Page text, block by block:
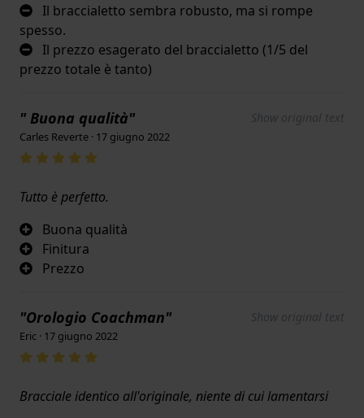
Il braccialetto sembra robusto, ma si rompe
spesso.
Il prezzo esagerato del braccialetto (1/5 del
prezzo totale è tanto)
" Buona qualità" Show original text
Carles Reverte · 17 giugno 2022
Tutto è perfetto.
Buona qualità
Finitura
Prezzo
"Orologio Coachman" Show original text
Eric · 17 giugno 2022
Bracciale identico all'originale, niente di cui lamentarsi